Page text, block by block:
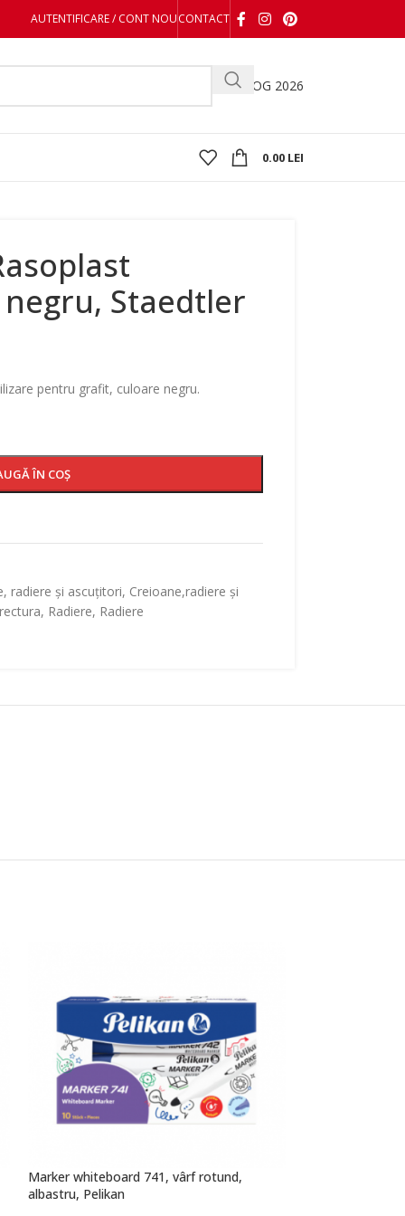
AUTENTIFICARE / CONT NOUCONTACT
CATALOG 2026
0.00 LEI
Staedtler
pentru grafit, culoare negru.
ÎN COȘ
radiere și ascuțitori, Creioane,radiere și
, Radiere, Radiere
Marker whiteboard 741, vârf rotund,
albastru, Pelikan